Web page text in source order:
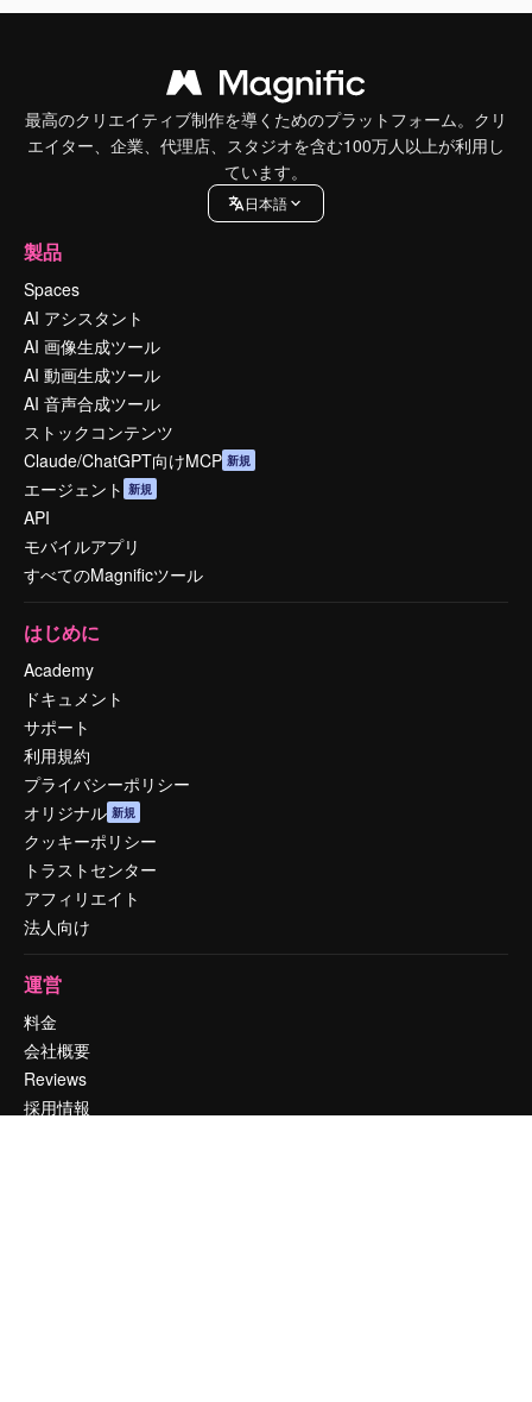
最高のクリエイティブ制作を導くためのプラットフォーム。クリ
エイター、企業、代理店、スタジオを含む100万人以上が利用し
ています。
日本語
製品
Spaces
AI アシスタント
AI 画像生成ツール
AI 動画生成ツール
AI 音声合成ツール
ストックコンテンツ
Claude/ChatGPT向けMCP 新規
エージェント 新規
API
モバイルアプリ
すべてのMagnificツール
はじめに
Academy
ドキュメント
サポート
利用規約
プライバシーポリシー
オリジナル 新規
クッキーポリシー
トラストセンター
アフィリエイト
法人向け
運営
料金
会社概要
Reviews
採用情報